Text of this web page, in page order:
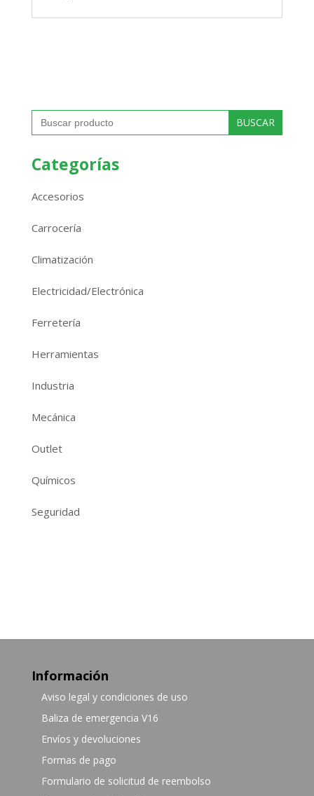
Buscar:
Categorías
Accesorios
Carrocería
Climatización
Electricidad/Electrónica
Ferretería
Herramientas
Industria
Mecánica
Outlet
Químicos
Seguridad
Información
Aviso legal y condiciones de uso
Baliza de emergencia V16
Envíos y devoluciones
Formas de pago
Formulario de solicitud de reembolso